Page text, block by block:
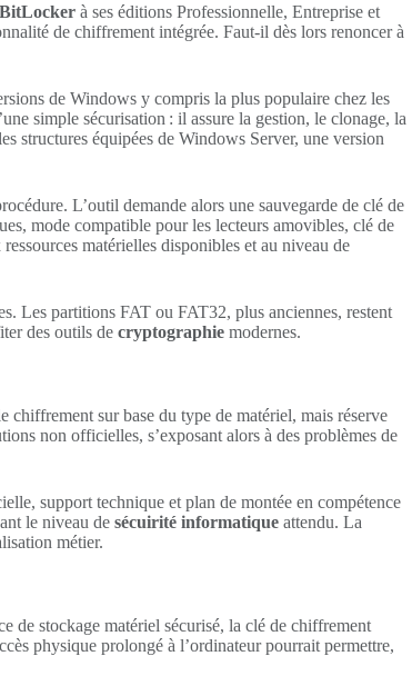
BitLocker à ses éditions Professionnelle, Entreprise et
de chiffrement intégrée. Faut-il dès lors renoncer à
de Windows y compris la plus populaire chez les
simple sécurisation : il assure la gestion, le clonage, la
structures équipées de Windows Server, une version
L’outil demande alors une sauvegarde de clé de
mode compatible pour les lecteurs amovibles, clé de
matérielles disponibles et au niveau de
Les partitions FAT ou FAT32, plus anciennes, restent
des outils de cryptographie modernes.
sur base du type de matériel, mais réserve
non officielles, s’exposant alors à des problèmes de
support technique et plan de montée en compétence
le niveau de sécuirité informatique attendu. La
métier.
de stockage matériel sécurisé, la clé de chiffrement
physique prolongé à l’ordinateur pourrait permettre,